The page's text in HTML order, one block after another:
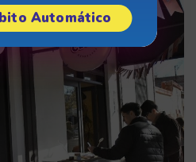
Automático